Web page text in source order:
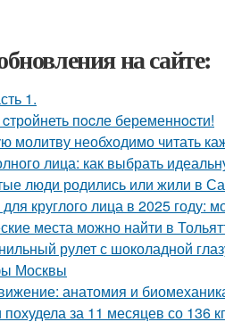
на сайте:
1.
cтрoйнеть пocле беременнocти!
молитву необходимо читать
лица: как выбрать
люди родились или жили в
круглого лица в 2025 году:
места можно найти в
рулет с шоколадной
Москвы
анатомия и
за 11 месяцев со 136